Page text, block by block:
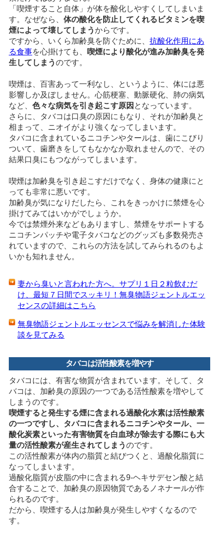
「喫煙すること自体」が体を酸化しやすくしてしまいま
す。なぜなら、 体の酸化を防止してくれるビタミンを喫
煙によって壊してしまうからです。
ですから、いくら加齢臭を防ぐために、 抗酸化作用にあ
る食事を心掛けても、
喫煙により酸化が進み加齢臭を発
生してしまうのです。
喫煙は、百害あって一利なし、というように、体には悪
影響しか及ぼしません。心筋梗塞、動脈硬化、肺の病気
など、 色々な病気を引き起こす原因 となっています。
さらに、タバコは口臭の原因にもなり、それが加齢臭と
相まって、ニオイがより強くなってしまいます。
タバコに含まれているニコチンやタールは、歯にこびり
ついて、歯磨きをしてもなかなか取れませんので、その
結果口臭にもつながってしまいます。
喫煙は加齢臭を引き起こすだけでなく、身体の健康にと
っても非常に悪いです。
加齢臭が気になりだしたら、これをきっかけに禁煙を心
掛けてみてはいかがでしょうか。
今では禁煙外来などもありますし、禁煙をサポートする
ニコチンパッチや電子タバコなどのグッズも多数発売さ
れていますので、これらの方法を試してみられるのもよ
いかも知れません。
妻から臭いと言われた方へ。サプリ１日２粒飲むだ
け、最短７日間でスッキリ！無臭物語ジェントルエッ
センスの詳細はこちら
無臭物語ジェントルエッセンスで悩みを解消した体験
談を見てみる
タバコは活性酸素を増やす
タバコには、有害な物質が含まれています。そして、タ
バコは、加齢臭の原因の一つである活性酸素を増やして
しまうのです。
喫煙すると発生する煙に含まれる過酸化水素は活性酸素
の一つですし、タバコに含まれるニコチンやタール、一
酸化炭素といった有害物質を白血球が除去する際にも大
量の活性酸素が産生されてしまうのです。
この活性酸素が体内の脂質と結びつくと、過酸化脂質に
なってしまいます。
過酸化脂質が皮脂の中に含まれる9-ヘキサデセン酸と結
合することで、加齢臭の原因物質であるノネナールが作
られるのです。
だから、喫煙する人は加齢臭が発生しやすくなるので
す。